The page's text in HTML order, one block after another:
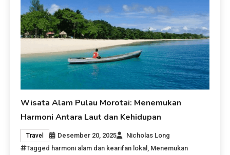
Wisata Alam Pulau Morotai: Menemukan
Harmoni Antara Laut dan Kehidupan
Travel Desember 20, 2025
Nicholas Long
Tagged harmoni alam dan kearifan lokal
Menemukan